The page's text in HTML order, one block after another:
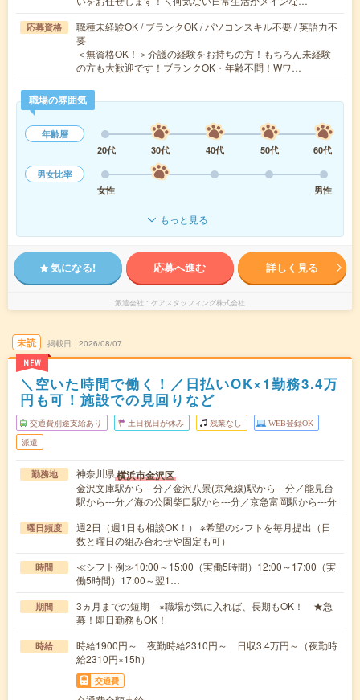
応募資格
職種未経験OK / ブランクOK / パソコンスキル不要 / 英語力不
要
＜無資格OK！＞介護の経験をお持ちの方！もちろん未経験
の方も大歓迎です！ブランクOK・年齢不問！Wワ…
職場の雰囲気
年齢層
20代
30代 40代 50代
60代
男女比率
女性
男性
もっと見る
気になる! 応募へ進む 詳しく見る
派遣会社 ケアスタッフィング株式会社
未読
NEW
掲載日 2026/08/07
＼空いた時間で働く！／日払いOK×1勤務3.4万
円も可！施設での見回りなど
交通費別途支給あり 土日祝日が休み 残業なし WEB登録OK
派遣
勤務地 神奈川県横浜市金沢区
金沢文庫駅から---分／金沢八景(京急線)駅から---分／能見台
駅から---分／海の公園柴口駅から---分／京急富岡駅から---分
曜日頻度
週2日（週1日も相談OK！） ※希望のシフトを毎月提出（日
数と曜日の組み合わせや固定も可）
時間
≪シフト例≫10:00～15:00（実働5時間）12:00～17:00（実
働5時間）17:00～翌1…
期間
3ヵ月までの短期 ※職場が気に入れば、長期もOK！ ★急
募！即日勤務もOK！
時給
時給1900円～ 夜勤時給2310円～ 日収3.4万円～（夜勤時
給2310円×15h）
交通費